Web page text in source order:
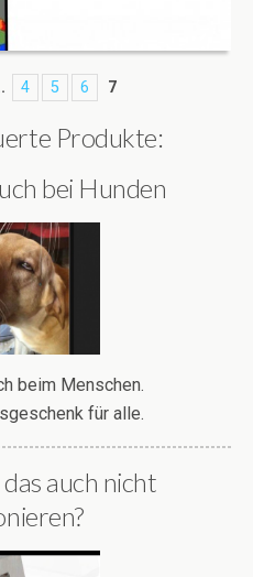
4 5 6 7
Produkte:
bei Hunden
beim Menschen.
für alle.
auch nicht